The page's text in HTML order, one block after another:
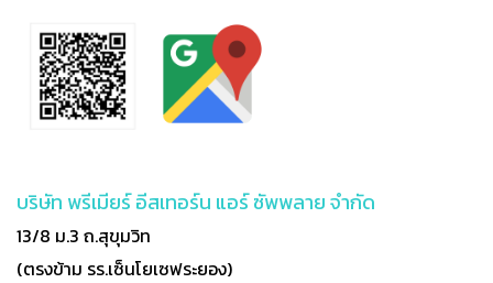
บริษัท พรีเมียร์ อีสเทอร์น แอร์ ซัพพลาย จำกัด
13/8 ม.3 ถ.สุขุมวิท
(ตรงข้าม รร.เซ็นโยเซฟระยอง)